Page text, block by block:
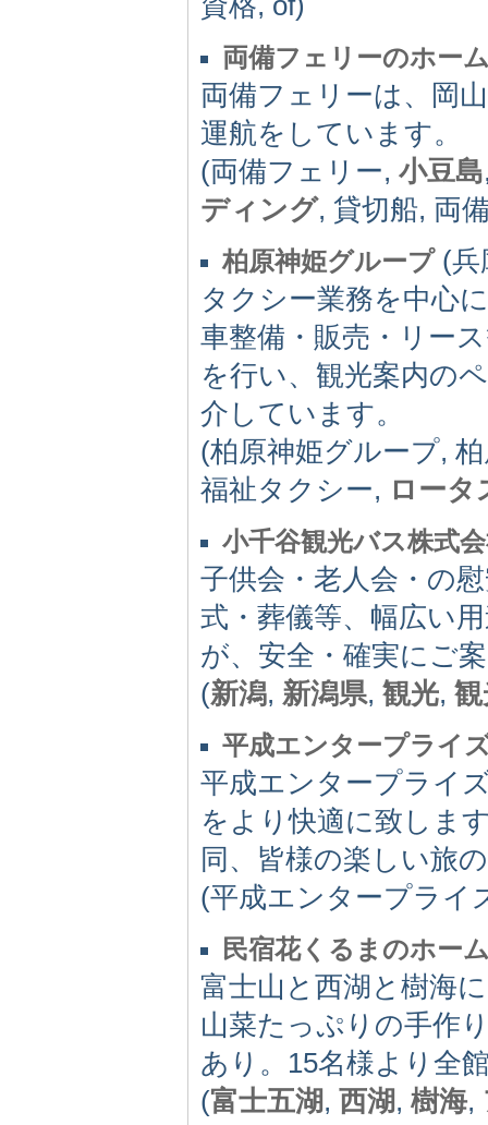
両備フェリーのホー
両備フェリーは、岡
運航をしています。
(両備フェリー, 小豆島
ディング, 貸切船, 両
柏原神姫グループ(兵
タクシー業務を中心
車整備・販売・リー
を行い、観光案内の
介しています。
(柏原神姫グループ,
福祉タクシー, ロータ
小千谷観光バス株式
子供会・老人会・の
式・葬儀等、幅広い
が、安全・確実にご
(新潟, 新潟県, 観光,
平成エンタープライ
平成エンタープライ
をより快適に致しま
同、皆様の楽しい旅
(平成エンタープライ
民宿花くるまのホー
富士山と西湖と樹海
山菜たっぷりの手作
あり。15名様より全
(富士五湖, 西湖, 樹海,